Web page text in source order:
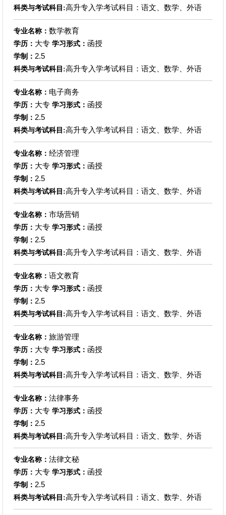
科类与考试科目:高升专入学考试科目：语文、数学、外语
专业名称： 数学教育
学历： 大专 学习形式： 函授
学制： 2.5
科类与考试科目:高升专入学考试科目：语文、数学、外语
专业名称： 电子商务
学历： 大专 学习形式： 函授
学制： 2.5
科类与考试科目:高升专入学考试科目：语文、数学、外语
专业名称： 经济管理
学历： 大专 学习形式： 函授
学制： 2.5
科类与考试科目:高升专入学考试科目：语文、数学、外语
专业名称： 市场营销
学历： 大专 学习形式： 函授
学制： 2.5
科类与考试科目:高升专入学考试科目：语文、数学、外语
专业名称： 语文教育
学历： 大专 学习形式： 函授
学制： 2.5
科类与考试科目:高升专入学考试科目：语文、数学、外语
专业名称： 旅游管理
学历： 大专 学习形式： 函授
学制： 2.5
科类与考试科目:高升专入学考试科目：语文、数学、外语
专业名称： 法律事务
学历： 大专 学习形式： 函授
学制： 2.5
科类与考试科目:高升专入学考试科目：语文、数学、外语
专业名称： 法律文秘
学历： 大专 学习形式： 函授
学制： 2.5
科类与考试科目:高升专入学考试科目：语文、数学、外语